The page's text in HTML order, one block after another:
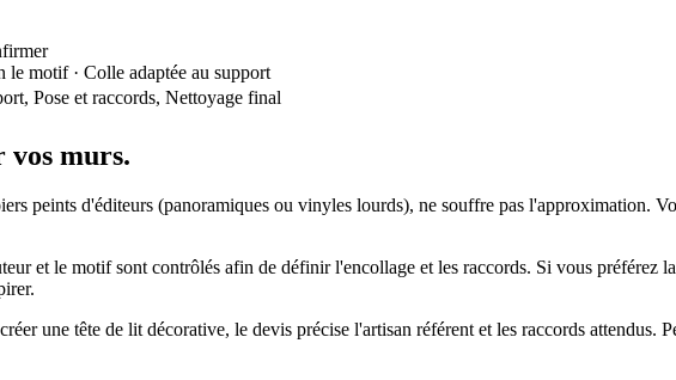
le motif · Colle adaptée au support
Pose et raccords, Nettoyage final
vos murs.
peints d'éditeurs (panoramiques ou vinyles lourds), ne souffre pas l'approximation.
et le motif sont contrôlés afin de définir l'encollage et les raccords. Si vous préférez
une tête de lit décorative, le devis précise l'artisan référent et les raccords attendus.